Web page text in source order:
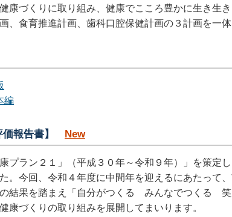
づくりに取り組み、健康でこころ豊かに生き生
、食育推進計画、歯科口腔保健計画の３計画を一体
編
価報告書】 New
ラン２１」（平成３０年～令和９年）」を策定
。今回、令和４年度に中間年を迎えるにあたって
結果を踏まえ「自分がつくる みんなでつくる 笑
健康づくりの取り組みを展開してまいります。